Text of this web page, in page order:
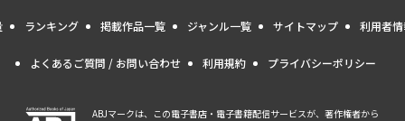
ランキング 掲載作品一覧 ジャンル一覧 サイトマップ 利用者
よくあるご質問 / お問い合わせ 利用規約 プライバシーポリシー
ABJマークは、この電子書店・電子書籍配信サービスが、著作権者から